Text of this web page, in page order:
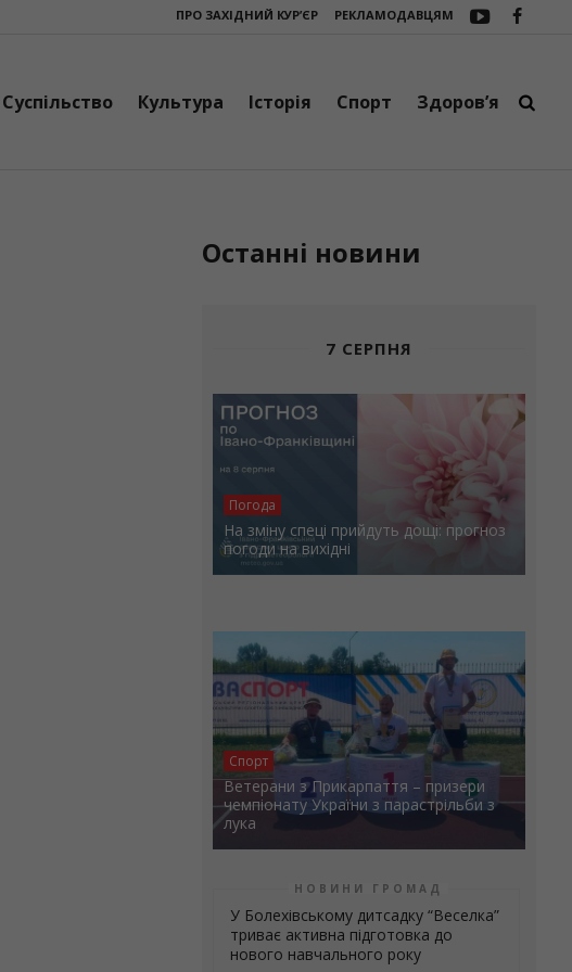
ПРО ЗАХІДНИЙ КУР’ЄР РЕКЛАМОДАВЦЯМ
У Болехівському дитсадку “Веселка” триває активна підготовка до нового
Суспільство Культура Історія Спорт Здоров’я
Останні новини
7 СЕРПНЯ
Погода
На зміну спеці прийдуть дощі: прогноз
погоди на вихідні
Спорт
Ветерани з Прикарпаття – призери
чемпіонату України з парастрільби з
лука
НОВИНИ ГРОМАД
У Болехівському дитсадку “Веселка”
триває активна підготовка до
нового навчального року